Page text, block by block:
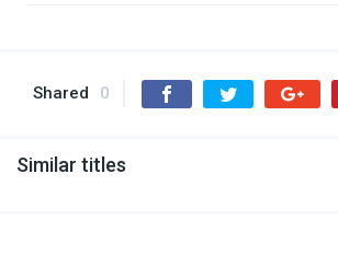
Shared 0
Similar titles